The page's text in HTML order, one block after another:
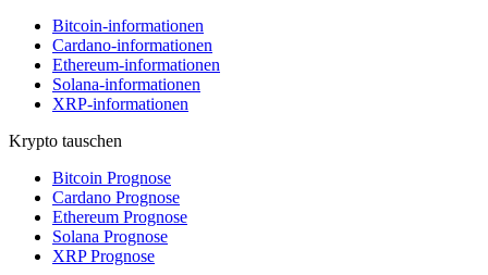
Bitcoin-informationen
Cardano-informationen
Ethereum-informationen
Solana-informationen
XRP-informationen
Krypto tauschen
Bitcoin Prognose
Cardano Prognose
Ethereum Prognose
Solana Prognose
XRP Prognose